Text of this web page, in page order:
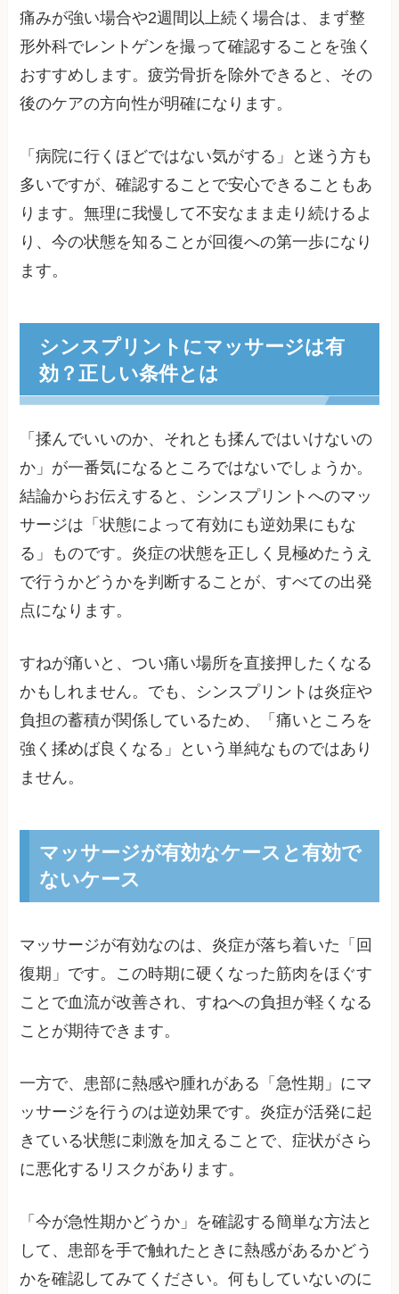
痛みが強い場合や2週間以上続く場合は、まず整
形外科でレントゲンを撮って確認することを強く
おすすめします。疲労骨折を除外できると、その
後のケアの方向性が明確になります。
「病院に行くほどではない気がする」と迷う方も
多いですが、確認することで安心できることもあ
ります。無理に我慢して不安なまま走り続けるよ
り、今の状態を知ることが回復への第一歩になり
ます。
シンスプリントにマッサージは有
効？正しい条件とは
「揉んでいいのか、それとも揉んではいけないの
か」が一番気になるところではないでしょうか。
結論からお伝えすると、シンスプリントへのマッ
サージは「状態によって有効にも逆効果にもな
る」ものです。炎症の状態を正しく見極めたうえ
で行うかどうかを判断することが、すべての出発
点になります。
すねが痛いと、つい痛い場所を直接押したくなる
かもしれません。でも、シンスプリントは炎症や
負担の蓄積が関係しているため、「痛いところを
強く揉めば良くなる」という単純なものではあり
ません。
マッサージが有効なケースと有効で
ないケース
マッサージが有効なのは、炎症が落ち着いた「回
復期」です。この時期に硬くなった筋肉をほぐす
ことで血流が改善され、すねへの負担が軽くなる
ことが期待できます。
一方で、患部に熱感や腫れがある「急性期」にマ
ッサージを行うのは逆効果です。炎症が活発に起
きている状態に刺激を加えることで、症状がさら
に悪化するリスクがあります。
「今が急性期かどうか」を確認する簡単な方法と
して、患部を手で触れたときに熱感があるかどう
かを確認してみてください。何もしていないのに